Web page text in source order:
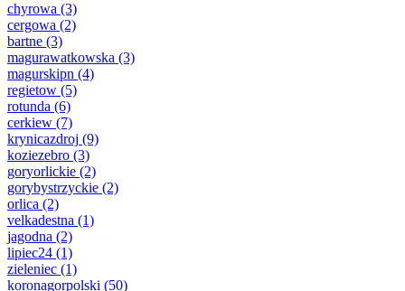
chyrowa (3)
cergowa (2)
bartne (3)
magurawatkowska (3)
magurskipn (4)
regietow (5)
rotunda (6)
cerkiew (7)
krynicazdroj (9)
koziezebro (3)
goryorlickie (2)
gorybystrzyckie (2)
orlica (2)
velkadestna (1)
jagodna (2)
lipiec24 (1)
zieleniec (1)
koronagorpolski (50)